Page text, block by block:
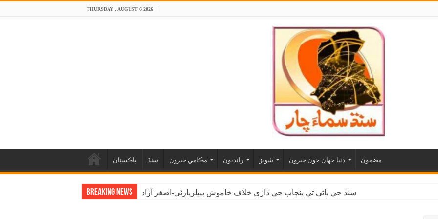
THURSDAY , AUGUST 6 2026
پاڪستان سنڌ مڪامي خبرون رانديون شوبز دنيا جهان جون خبرون مضمون
Breaking News سنڌ جي پاڻي تي پنجاب جي ڌاڙي خلاف خاموش پيپلزپارٽي-اصغر آزاد